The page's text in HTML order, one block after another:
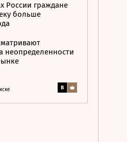
России граждане
больше
неопределенности